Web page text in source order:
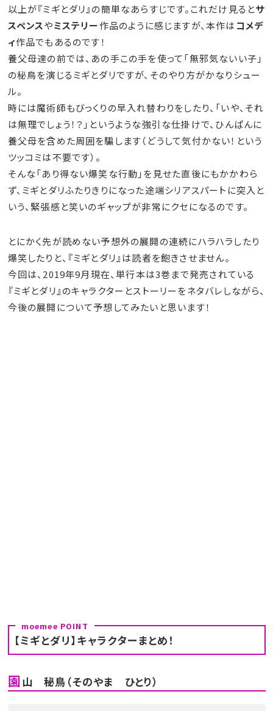
以上が『ミギとダリ』の簡単なあらすじです。これだけ見るとサ
スペンスやミステリー作品のように感じますが、本作は コメデ
ィ作品でもあるのです！
養父母達の前では、あの手この手を使って「無邪気ないい子」
の秘鳥を演じるミギとダリですが、そのやり方がかなりシュー
ル。
時には魔術師もびっくりの早入れ替わりをしたり、「いや、それ
は無理でしょう！？」というような強引な仕掛けで、ひんぱんに
養父母を含めた周囲を騙します（どうして気付かない！という
ツッコミは不要です）。
そんな「あり得ない爆笑な行動」を見せた直後にもかかわら
ず、ミギとダリふたりきりになった途端シリアスパートに突入と
いう、緊張感と笑いのギャップが非常にクセになるのです。
とにかく先が読めない予想外の展開の連続にハラハラしたり
爆笑したりと、『ミギとダリ』は読者を飽きさせません。
今回は、2019年9月現在、単行本は3巻まで発売されている
『ミギとダリ』のキャラクターとストーリーをネタバレしながら、
今後の展開について予想してみたいと思います！
【ミギとダリ】キャラクターまとめ！
園 山 秘鳥（そのやま ひとり）